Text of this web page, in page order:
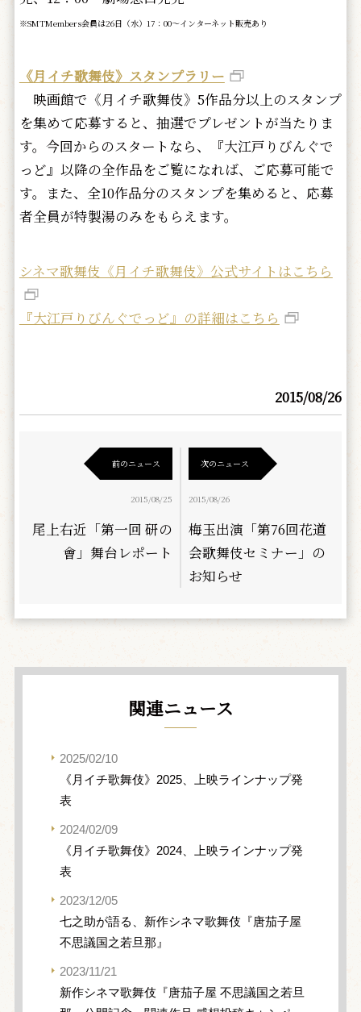
※SMTMembers会員は26日（水）17：00～インターネット販売あり
《月イチ歌舞伎》スタンプラリー
映画館で《月イチ歌舞伎》5作品分以上のスタンプ
を集めて応募すると、抽選でプレゼントが当たりま
す。今回からのスタートなら、『大江戸りびんぐで
っど』以降の全作品をご覧になれば、ご応募可能で
す。また、全10作品分のスタンプを集めると、応募
者全員が特製湯のみをもらえます。
シネマ歌舞伎《月イチ歌舞伎》公式サイトはこちら
『大江戸りびんぐでっど』の詳細はこちら
2015/08/26
前のニュース
2015/08/25
尾上右近「第一回 研の
會」舞台レポート
次のニュース
2015/08/26
梅玉出演「第76回花道
会歌舞伎セミナー」の
お知らせ
関連ニュース
2025/02/10
《月イチ歌舞伎》2025、上映ラインナップ発
表
2024/02/09
《月イチ歌舞伎》2024、上映ラインナップ発
表
2023/12/05
七之助が語る、新作シネマ歌舞伎『唐茄子屋
不思議国之若旦那』
2023/11/21
新作シネマ歌舞伎『唐茄子屋 不思議国之若旦